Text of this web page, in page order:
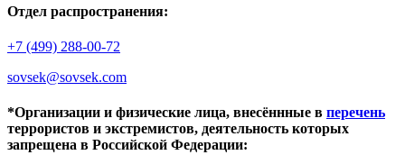
Отдел распространения:
+7 (499) 288-00-72
sovsek@sovsek.com
*Организации и физические лица, внесённные в перечень
террористов и экстремистов, деятельность которых
запрещена в Российской Федерации: